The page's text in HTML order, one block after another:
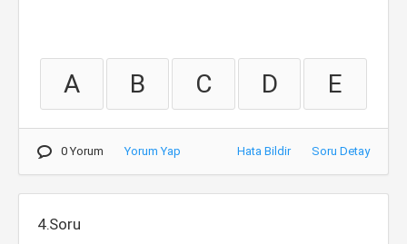
A B C D E
0 Yorum Yorum Yap Hata Bildir Soru Detay
4.Soru